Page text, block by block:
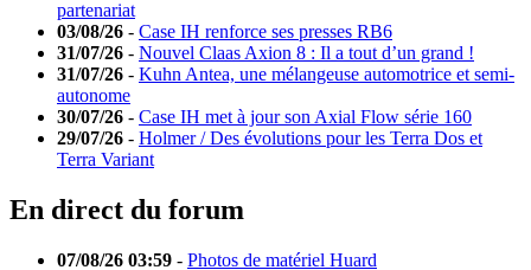
partenariat
03/08/26 - Case IH renforce ses presses RB6
31/07/26 - Nouvel Claas Axion 8 : Il a tout d’un grand !
31/07/26 - Kuhn Antea, une mélangeuse automotrice et semi-
autonome
30/07/26 - Case IH met à jour son Axial Flow série 160
29/07/26 - Holmer / Des évolutions pour les Terra Dos et
Terra Variant
En direct du forum
07/08/26 03:59 - Photos de matériel Huard